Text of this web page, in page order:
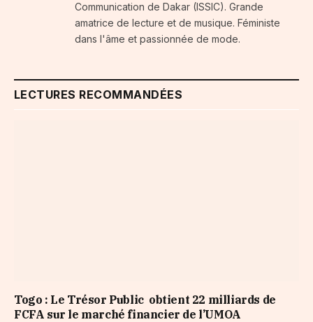
Communication de Dakar (ISSIC). Grande
amatrice de lecture et de musique. Féministe
dans l'âme et passionnée de mode.
LECTURES RECOMMANDÉES
Togo : Le Trésor Public obtient 22 milliards de
FCFA sur le marché financier de l’UMOA